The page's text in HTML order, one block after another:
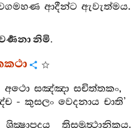
ආදීන්ට ඇවැත්මය.
නිමි.
අථො සඤ්ඤා සචිත්තකං,
කුසලං වෙදනාය චාති’
ත්‍රිසමුත්‍ථානිකය.